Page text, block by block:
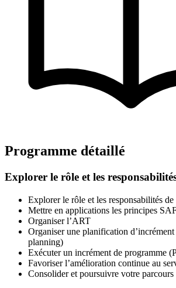
Programme détaillé
Explorer le rôle et les
Explorer le rôle et les responsabilités
Mettre en applications les principes
Organiser l’ART
Organiser une planification
planning)
Exécuter un incrément de programme
Favoriser l’amélioration continue au
Consolider et poursuivre votre parcours